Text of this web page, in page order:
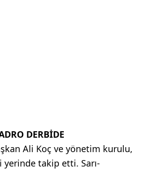
DERBİDE
Ali Koç ve yönetim kurulu,
takip etti. Sarı-